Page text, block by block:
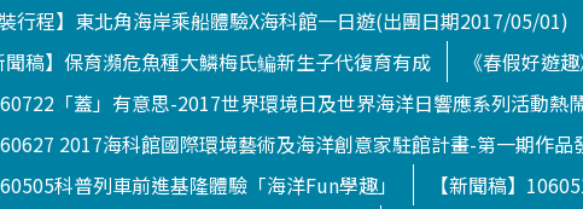
裝行程】東北角海岸乘船體驗X海科館一日遊(出團日期2017/05/01)
稿】保育瀕危魚種大鱗梅氏鳊新生子代復育有成
《春假好遊
「蓋」有意思-2017世界環境日及世界海洋日響應系列活動熱
2017海科館國際環境藝術及海洋創意家駐館計畫-第一期作品
科普列車前進基隆體驗「海洋Fun學趣」
【新聞稿】